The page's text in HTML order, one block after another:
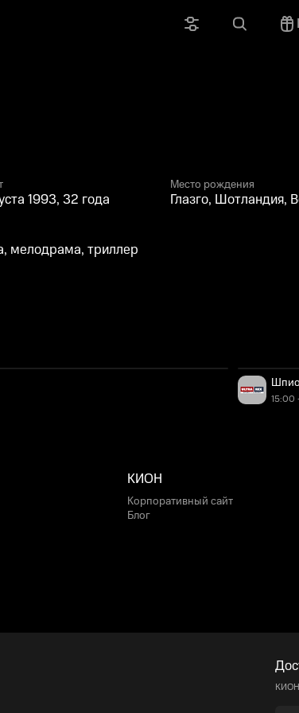
1993, 32 года
Место рождения
Глазго, Шотландия,
мелодрама, триллер
15:00
КИОН
Корпоративный сайт
Блог
КИОН